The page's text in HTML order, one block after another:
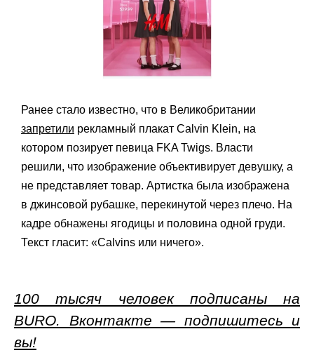
Ранее стало известно, что в Великобритании
запретили рекламный плакат Calvin Klein, на
котором позирует певица FKA Twigs. Власти
решили, что изображение объективирует девушку, а
не представляет товар. Артистка была изображена
в джинсовой рубашке, перекинутой через плечо. На
кадре обнажены ягодицы и половина одной груди.
Текст гласит: «Calvins или ничего».
100 тысяч человек подписаны на
BURO. Вконтакте — подпишитесь и
вы!